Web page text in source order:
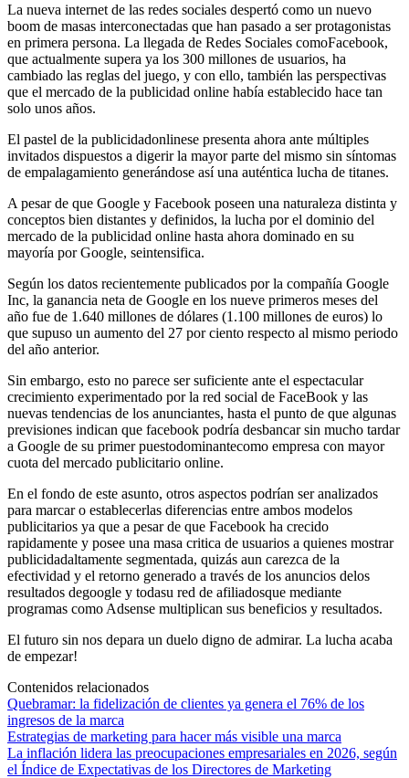
La nueva internet de las redes sociales despertó como un nuevo
boom de masas interconectadas que han pasado a ser protagonistas
en primera persona. La llegada de Redes Sociales comoFacebook,
que actualmente supera ya los 300 millones de usuarios, ha
cambiado las reglas del juego, y con ello, también las perspectivas
que el mercado de la publicidad online había establecido hace tan
solo unos años.
El pastel de la publicidadonlinese presenta ahora ante múltiples
invitados dispuestos a digerir la mayor parte del mismo sin síntomas
de empalagamiento generándose así una auténtica lucha de titanes.
A pesar de que Google y Facebook poseen una naturaleza distinta y
conceptos bien distantes y definidos, la lucha por el dominio del
mercado de la publicidad online hasta ahora dominado en su
mayoría por Google, seintensifica.
Según los datos recientemente publicados por la compañía Google
Inc, la ganancia neta de Google en los nueve primeros meses del
año fue de 1.640 millones de dólares (1.100 millones de euros) lo
que supuso un aumento del 27 por ciento respecto al mismo periodo
del año anterior.
Sin embargo, esto no parece ser suficiente ante el espectacular
crecimiento experimentado por la red social de FaceBook y las
nuevas tendencias de los anunciantes, hasta el punto de que algunas
previsiones indican que facebook podría desbancar sin mucho tardar
a Google de su primer puestodominantecomo empresa con mayor
cuota del mercado publicitario online.
En el fondo de este asunto, otros aspectos podrían ser analizados
para marcar o establecerlas diferencias entre ambos modelos
publicitarios ya que a pesar de que Facebook ha crecido
rapidamente y posee una masa critica de usuarios a quienes mostrar
publicidadaltamente segmentada, quizás aun carezca de la
efectividad y el retorno generado a través de los anuncios delos
resultados degoogle y todasu red de afiliadosque mediante
programas como Adsense multiplican sus beneficios y resultados.
El futuro sin nos depara un duelo digno de admirar. La lucha acaba
de empezar!
Contenidos relacionados
Quebramar: la fidelización de clientes ya genera el 76% de los
ingresos de la marca
Estrategias de marketing para hacer más visible una marca
La inflación lidera las preocupaciones empresariales en 2026, según
el Índice de Expectativas de los Directores de Marketing